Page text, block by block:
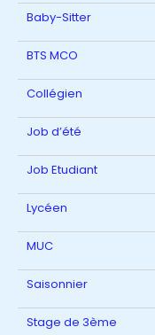
Baby-Sitter
BTS MCO
Collégien
Job d’été
Job Etudiant
Lycéen
MUC
Saisonnier
Stage de 3ème